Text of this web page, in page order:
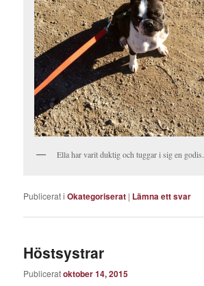
Ella har varit duktig och tuggar i sig en godis.
Publicerat i Okategoriserat | Lämna ett svar
Höstsystrar
Publiceratoktober 14, 2015